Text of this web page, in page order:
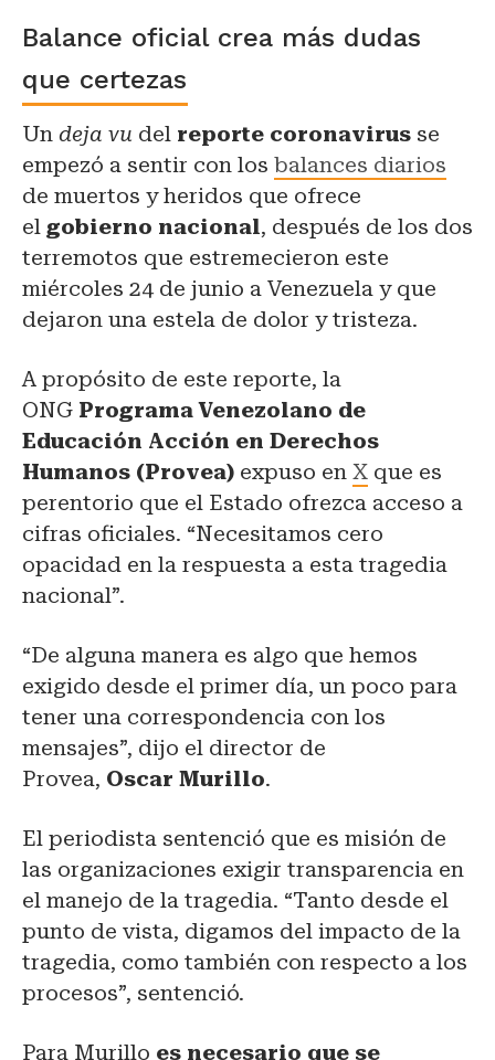
Balance oficial crea más dudas
que certezas
Un deja vu del reporte coronavirus se
empezó a sentir con los balances diarios
de muertos y heridos que ofrece
el gobierno nacional, después de los dos
terremotos que estremecieron este
miércoles 24 de junio a Venezuela y que
dejaron una estela de dolor y tristeza.
A propósito de este reporte, la
ONG Programa Venezolano de
Educación Acción en Derechos
Humanos (Provea) expuso en X que es
perentorio que el Estado ofrezca acceso a
cifras oficiales. “Necesitamos cero
opacidad en la respuesta a esta tragedia
nacional”.
“De alguna manera es algo que hemos
exigido desde el primer día, un poco para
tener una correspondencia con los
mensajes”, dijo el director de
Provea, Oscar Murillo.
El periodista sentenció que es misión de
las organizaciones exigir transparencia en
el manejo de la tragedia. “Tanto desde el
punto de vista, digamos del impacto de la
tragedia, como también con respecto a los
procesos”, sentenció.
Para Murillo es necesario que se